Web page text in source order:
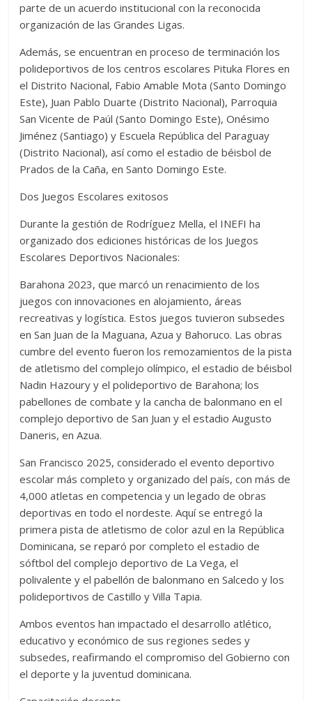
parte de un acuerdo institucional con la reconocida
organización de las Grandes Ligas.
Además, se encuentran en proceso de terminación los
polideportivos de los centros escolares Pituka Flores en
el Distrito Nacional, Fabio Amable Mota (Santo Domingo
Este), Juan Pablo Duarte (Distrito Nacional), Parroquia
San Vicente de Paúl (Santo Domingo Este), Onésimo
Jiménez (Santiago) y Escuela República del Paraguay
(Distrito Nacional), así como el estadio de béisbol de
Prados de la Caña, en Santo Domingo Este.
Dos Juegos Escolares exitosos
Durante la gestión de Rodríguez Mella, el INEFI ha
organizado dos ediciones históricas de los Juegos
Escolares Deportivos Nacionales:
Barahona 2023, que marcó un renacimiento de los
juegos con innovaciones en alojamiento, áreas
recreativas y logística. Estos juegos tuvieron subsedes
en San Juan de la Maguana, Azua y Bahoruco. Las obras
cumbre del evento fueron los remozamientos de la pista
de atletismo del complejo olímpico, el estadio de béisbol
Nadin Hazoury y el polideportivo de Barahona; los
pabellones de combate y la cancha de balonmano en el
complejo deportivo de San Juan y el estadio Augusto
Daneris, en Azua.
San Francisco 2025, considerado el evento deportivo
escolar más completo y organizado del país, con más de
4,000 atletas en competencia y un legado de obras
deportivas en todo el nordeste. Aquí se entregó la
primera pista de atletismo de color azul en la República
Dominicana, se reparó por completo el estadio de
sóftbol del complejo deportivo de La Vega, el
polivalente y el pabellón de balonmano en Salcedo y los
polideportivos de Castillo y Villa Tapia.
Ambos eventos han impactado el desarrollo atlético,
educativo y económico de sus regiones sedes y
subsedes, reafirmando el compromiso del Gobierno con
el deporte y la juventud dominicana.